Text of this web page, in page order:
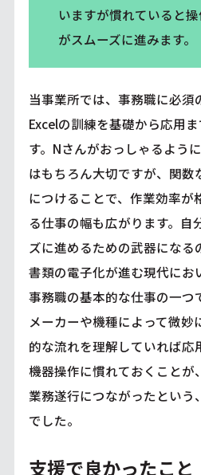
いますが慣れていると
がスムーズに進みます。
当事業所では、事務職に必
Excelの訓練を基礎から応用
す。Nさんがおっしゃるよう
はもちろん大切ですが、関数
につけることで、作業効率が
る仕事の幅も広がります。自
ズに進めるための武器になる
書類の電子化が進む現代にお
事務職の基本的な仕事の一つ
メーカーや機種によって微妙
的な流れを理解していれば応
機器操作に慣れておくことが
業務遂行につながったという
でした。
支援で良かったこと